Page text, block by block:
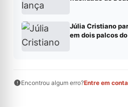
Júlia Cristiano
em dois palcos
Encontrou algum erro?Entre em